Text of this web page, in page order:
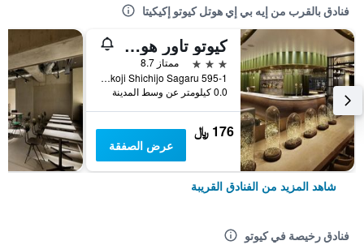
فنادق بالقرب من إيه بي إي هوتل كيوتو إكيكيتا
كيوتو تاور هوتل أنيكس
3 نجوم
ممتاز 8.7
595-1 Higashishiokoji Shichijo Sagaru, كيوتو, اليابان
0.0 كيلومتر عن وسط المدينة
176 ﷼
عرض الصفقة
شاهد المزيد من الفنادق القريبة
فنادق رخيصة في كيوتو